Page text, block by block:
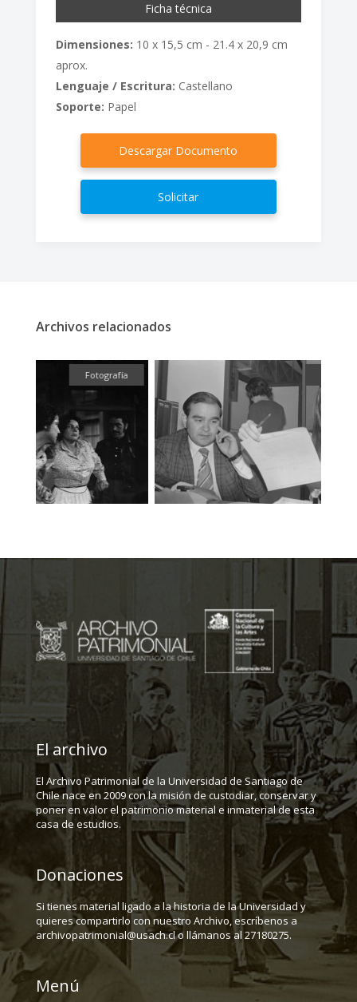
Ficha técnica
Dimensiones: 10 x 15,5 cm - 21.4 x 20,9 cm
aprox.
Lenguaje / Escritura: Castellano
Soporte: Papel
Descargar Documento
Solicitar
Archivos relacionados
Fotografía
El archivo
El Archivo Patrimonial de la Universidad de Santiago de
Chile nace en 2009 con la misión de custodiar, conservar y
poner en valor el patrimonio material e inmaterial de esta
casa de estudios.
Donaciones
Si tienes material ligado a la historia de la Universidad y
quieres compartirlo con nuestro Archivo, escríbenos a
archivopatrimonial@usach.cl o llámanos al 27180275.
Menú